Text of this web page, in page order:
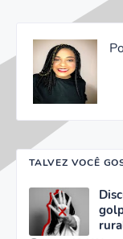
TALVEZ VOCÊ